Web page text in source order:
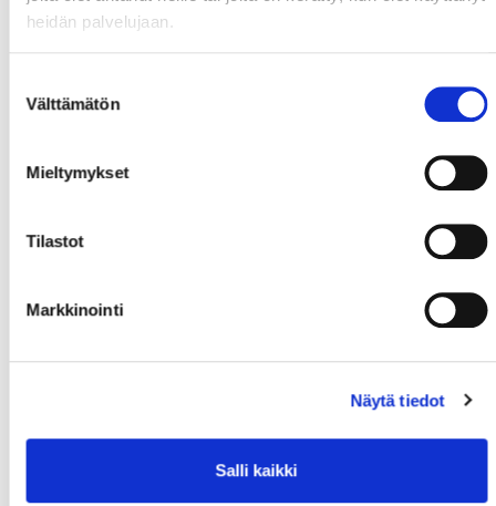
heidän palvelujaan.
valinta
Välttämätön
Mieltymykset
Tilastot
Markkinointi
Näytä tiedot
Salli kaikki